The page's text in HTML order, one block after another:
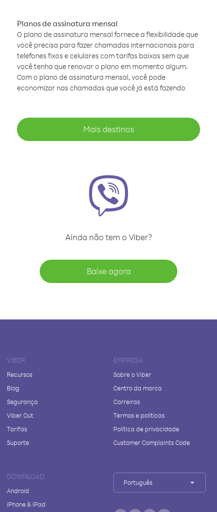
Planos de assinatura mensal
O plano de assinatura mensal fornece a flexibilidade que
você precisa para fazer chamadas internacionais para
telefones fixos e celulares com tarifas baixas sem que
você tenha que renovar o plano em momento algum.
Com o plano de assinatura mensal, você pode
economizar nas chamadas que você já está fazendo
Mais destinos
Ainda não tem o Viber?
Baixe agora
VIBER
Recursos
Blog
Segurança
Viber Out
Tarifas
Suporte
EMPRESA
Sobre o Viber
Centro da marca
Carreiras
Termos e políticas
Política de privacidade
Customer Complaints Code
DOWNLOAD
Android
iPhone & iPad
Português